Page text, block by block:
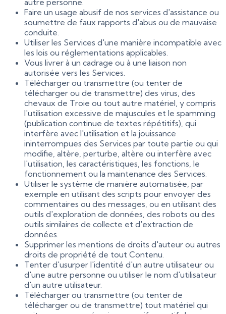
Faire un usage abusif de nos services d'assistance ou
soumettre de faux rapports d'abus ou de mauvaise
conduite.
Utiliser les Services d'une manière incompatible avec
les lois ou réglementations applicables.
Vous livrer à un cadrage ou à une liaison non
autorisée vers les Services.
Télécharger ou transmettre (ou tenter de
télécharger ou de transmettre) des virus, des
chevaux de Troie ou tout autre matériel, y compris
l'utilisation excessive de majuscules et le spamming
(publication continue de textes répétitifs), qui
interfère avec l'utilisation et la jouissance
ininterrompues des Services par toute partie ou qui
modifie, altère, perturbe, altère ou interfère avec
l'utilisation, les caractéristiques, les fonctions, le
fonctionnement ou la maintenance des Services.
Utiliser le système de manière automatisée, par
exemple en utilisant des scripts pour envoyer des
commentaires ou des messages, ou en utilisant des
outils d'exploration de données, des robots ou des
outils similaires de collecte et d'extraction de
données.
Supprimer les mentions de droits d'auteur ou autres
droits de propriété de tout Contenu.
Tenter d'usurper l'identité d'un autre utilisateur ou
d'une autre personne ou utiliser le nom d'utilisateur
d'un autre utilisateur.
Télécharger ou transmettre (ou tenter de
télécharger ou de transmettre) tout matériel qui